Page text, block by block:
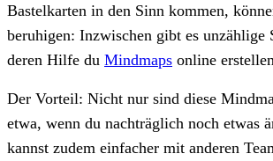
Bastelkarten in den Sinn kommen,
beruhigen: Inzwischen gibt es unzählige
deren Hilfe du Mindmaps online
Der Vorteil: Nicht nur sind diese
etwa, wenn du nachträglich noch etwas
kannst zudem einfacher mit anderen